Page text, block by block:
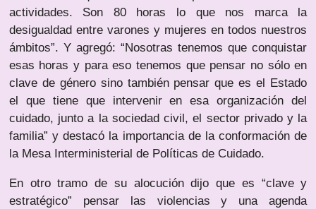
actividades. Son 80 horas lo que nos marca la
desigualdad entre varones y mujeres en todos nuestros
ámbitos”. Y agregó: “Nosotras tenemos que conquistar
esas horas y para eso tenemos que pensar no sólo en
clave de género sino también pensar que es el Estado
el que tiene que intervenir en esa organización del
cuidado, junto a la sociedad civil, el sector privado y la
familia” y destacó la importancia de la conformación de
la Mesa Interministerial de Políticas de Cuidado.
En otro tramo de su alocución dijo que es “clave y
estratégico” pensar las violencias y una agenda